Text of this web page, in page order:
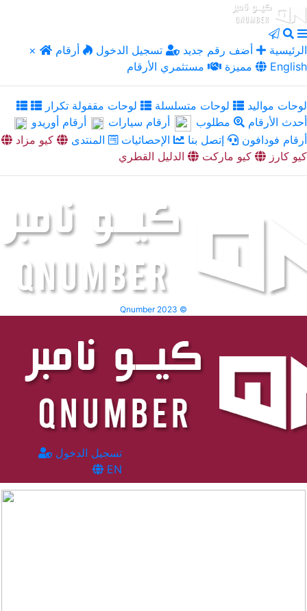
× الرئيسية أضف رقم جديد تسجيل الدخول
أرقام
مميزة
مستثمري الأرقام English
لوحات مواليد لوحات متسلسلة
لوحات مقفولة تكرار
أحدث الأرقام
مطلوب أرقام سيارات
أرقام أوريدو
أرقام فودافون
إتصل بنا الإحصائيات المنتدى
كيو مزاد
كيو كارز
كيو ماركت الدليل القطري
Qnumber 2023 ©
تسجيل الدخول
EN